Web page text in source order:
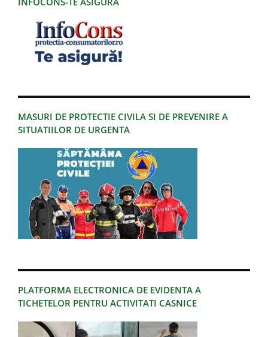
MASURI DE PROTECTIE CIVILA SI DE PREVENIRE A
SITUATIILOR DE URGENTA
PLATFORMA ELECTRONICA DE EVIDENTA A
TICHETELOR PENTRU ACTIVITATI CASNICE